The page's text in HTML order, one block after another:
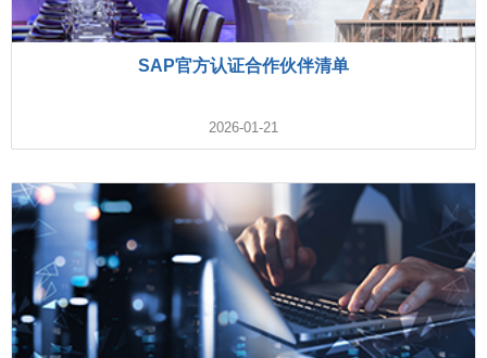
SAP官方认证合作伙伴清单
2026-01-21